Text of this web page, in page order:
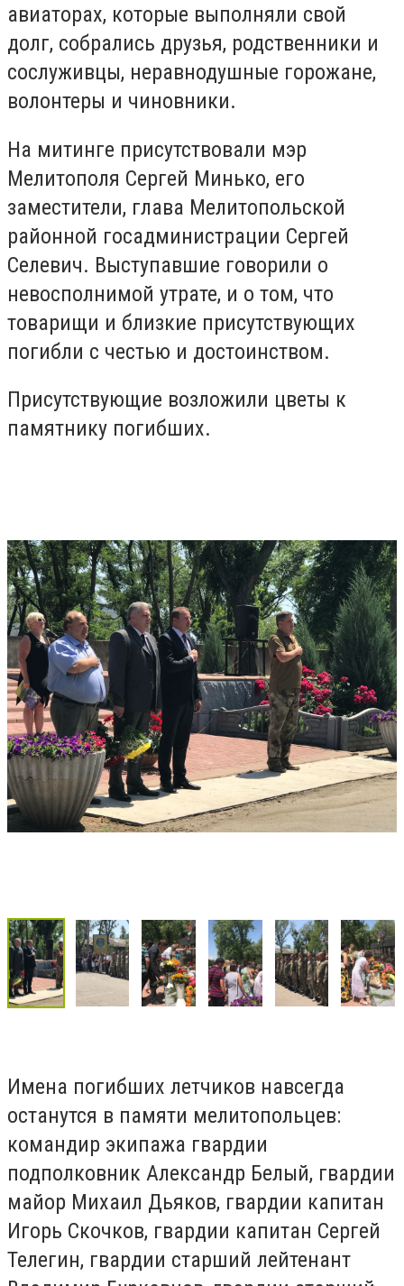
авиаторах, которые выполняли свой
долг, собрались друзья, родственники и
сослуживцы, неравнодушные горожане,
волонтеры и чиновники.
На митинге присутствовали мэр
Мелитополя Сергей Минько, его
заместители, глава Мелитопольской
районной госадминистрации Сергей
Селевич. Выступавшие говорили о
невосполнимой утрате, и о том, что
товарищи и близкие присутствующих
погибли с честью и достоинством.
Присутствующие возложили цветы к
памятнику погибших.
Имена погибших летчиков навсегда
останутся в памяти мелитопольцев:
командир экипажа гвардии
подполковник Александр Белый, гвардии
майор Михаил Дьяков, гвардии капитан
Игорь Скочков, гвардии капитан Сергей
Телегин, гвардии старший лейтенант